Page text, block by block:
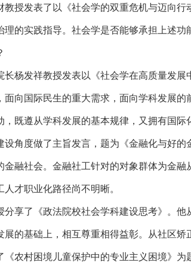
授发表了以《社会学的双重危机与迈向
的实践指导。社会学是否能够承担上述
杨发祥教授发表以《社会学在高质量发
向国际民生的重大需求，面向学科发展
既遵从学科发展的基本规律，又拥有国际
设角度做了主旨发言，题为《金融化与好
融社会。金融社工针对的对象群体为金
才职业化路径尚不明晰。
享了《政法院校社会学科建设思考》。
的基础上，相互尊重相得益彰。从社区矫
《农村困境儿童保护中的专业主义困境》